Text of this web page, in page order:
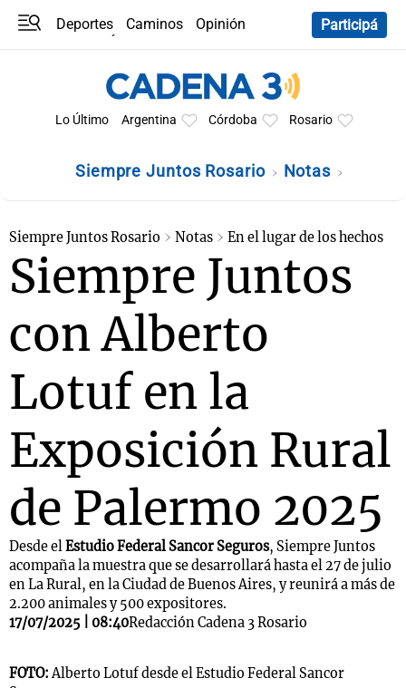
Deportes Caminos
Opinión
Participá
Lo Último Argentina Córdoba Rosario
Siempre Juntos Rosario Notas
Siempre Juntos Rosario Notas En el lugar de los hechos
Siempre Juntos
con Alberto
Lotuf en la
Exposición Rural
de Palermo 2025
Desde elEstudio Federal Sancor Seguros, Siempre Juntos
acompaña la muestra que se desarrollará hasta el 27 de julio
en La Rural, en la Ciudad de Buenos Aires, y reunirá a más de
2.200 animales y 500 expositores.
17/07/2025 | 08:40Redacción Cadena 3 Rosario
FOTO:Alberto Lotuf desde el Estudio Federal Sancor